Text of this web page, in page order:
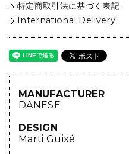
特定商取引法に基づく表記
International Delivery
MANUFACTURER
DANESE
DESIGN
Marti Guixé